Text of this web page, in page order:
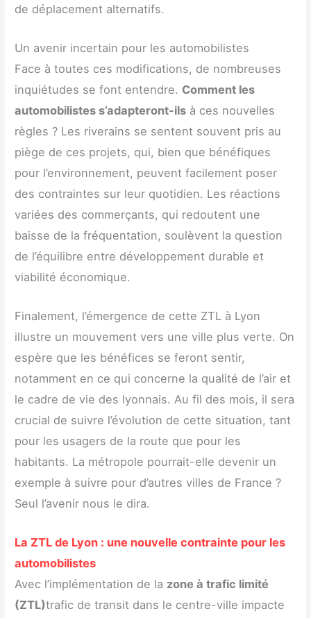
de déplacement alternatifs.
Un avenir incertain pour les automobilistes
Face à toutes ces modifications, de nombreuses
inquiétudes se font entendre. Comment les
automobilistes s’adapteront-ils à ces nouvelles
règles ? Les riverains se sentent souvent pris au
piège de ces projets, qui, bien que bénéfiques
pour l’environnement, peuvent facilement poser
des contraintes sur leur quotidien. Les réactions
variées des commerçants, qui redoutent une
baisse de la fréquentation, soulèvent la question
de l’équilibre entre développement durable et
viabilité économique.
Finalement, l’émergence de cette ZTL à Lyon
illustre un mouvement vers une ville plus verte. On
espère que les bénéfices se feront sentir,
notamment en ce qui concerne la qualité de l’air et
le cadre de vie des lyonnais. Au fil des mois, il sera
crucial de suivre l’évolution de cette situation, tant
pour les usagers de la route que pour les
habitants. La métropole pourrait-elle devenir un
exemple à suivre pour d’autres villes de France ?
Seul l’avenir nous le dira.
La ZTL de Lyon : une nouvelle contrainte pour les
automobilistes
Avec l’implémentation de la zone à trafic limité
(ZTL)trafic de transit dans le centre-ville impacte